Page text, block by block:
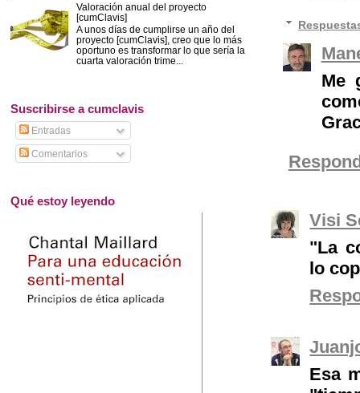
Me
Visi
"La
lo
Esa
Valoración anual del proyecto
[cumClavis]
A unos días de cumplirse un año del
proyecto [cumClavis], creo que lo más
oportuno es transformar lo que sería la
cuarta valoración trime...
Suscribirse a cumclavis
Entradas
Comentarios
Qué estoy leyendo